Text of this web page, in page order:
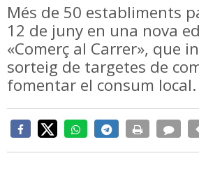
Més de 50 establiments
12 de juny en una nova
«Comerç al Carrer», que
sorteig de targetes de
fomentar el consum local.